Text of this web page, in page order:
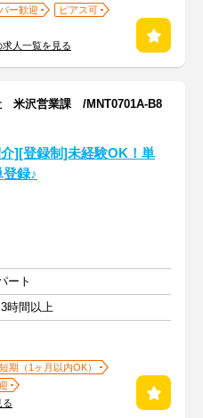
ー歓迎
ピアス可
人一覧を見る
米沢営業課 /MNT0701A-B8
介][登録制]未経験OK！単
録♪
ート
時間以上
短期（1ヶ月以内OK）
る